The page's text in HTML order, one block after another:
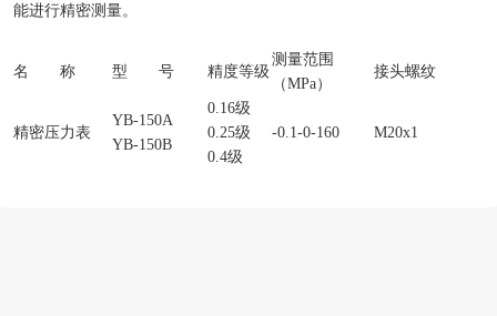
能进行精密测量。
名 称 型 号 精度等级
测量范围
（MPa）
接头螺纹
精密压力表
YB-150A
YB-150B
0.16级
0.25级
0.4级
-0.1-0-160 M20x1